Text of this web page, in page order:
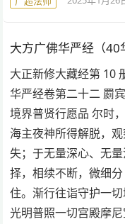
大方广佛华严经（40
大正新修大藏经第 10
华严经卷第二十二 罽
境界普贤行愿品 尔时
海主夜神所得解脱，
失；于无量深心、无
择，相续不断，微细
住。渐行往诣守护一
光明普照一切宫殿摩